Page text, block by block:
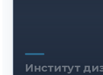
Институт